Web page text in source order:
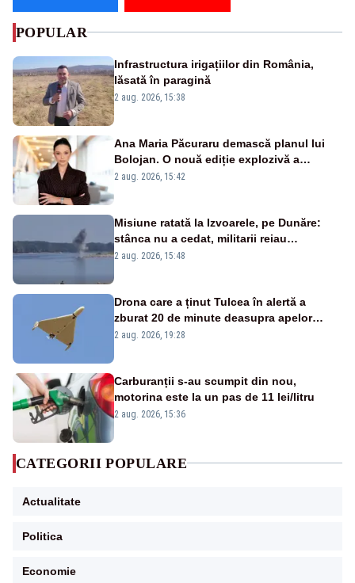
POPULAR
Infrastructura irigațiilor din România,
lăsată în paragină
2 aug. 2026, 15:38
Ana Maria Păcuraru demască planul lui
Bolojan. O nouă ediție explozivă a
emisiunii „Miza Zilei” la Realitatea PLUS
2 aug. 2026, 15:42
Misiune ratată la Izvoarele, pe Dunăre:
stânca nu a cedat, militarii reiau
detonările luni – VIDEO
2 aug. 2026, 15:48
Drona care a ținut Tulcea în alertă a
zburat 20 de minute deasupra apelor
României. Au fost ridicate două F-16
2 aug. 2026, 19:28
Carburanții s-au scumpit din nou,
motorina este la un pas de 11 lei/litru
2 aug. 2026, 15:36
CATEGORII POPULARE
Actualitate
Politica
Economie